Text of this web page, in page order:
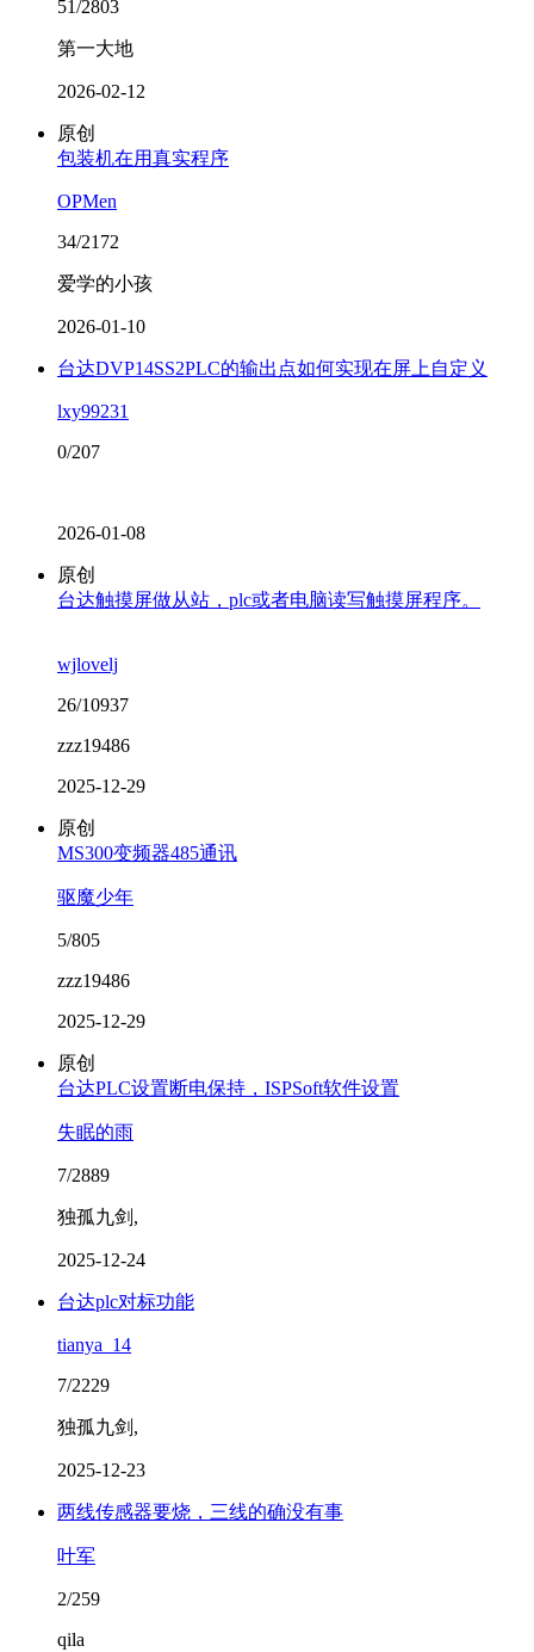
51/2803
第一大地
2026-02-12
原创
包装机在用真实程序
OPMen
34/2172
爱学的小孩
2026-01-10
台达DVP14SS2PLC的输出点如何实现在屏上自定义
lxy99231
0/207
2026-01-08
原创
台达触摸屏做从站，plc或者电脑读写触摸屏程序。
wjlovelj
26/10937
zzz19486
2025-12-29
原创
MS300变频器485通讯
驱魔少年
5/805
zzz19486
2025-12-29
原创
台达PLC设置断电保持，ISPSoft软件设置
失眠的雨
7/2889
独孤九剑,
2025-12-24
台达plc对标功能
tianya_14
7/2229
独孤九剑,
2025-12-23
两线传感器要烧，三线的确没有事
叶军
2/259
qila